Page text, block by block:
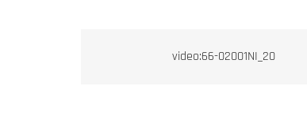
video:66-02001NI_20